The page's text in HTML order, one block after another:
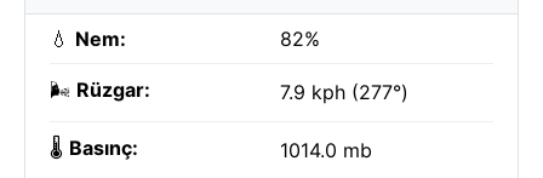
💧 Nem: 82%
🌬️ Rüzgar: 7.9 kph (277°)
🌡️ Basınç: 1014.0 mb